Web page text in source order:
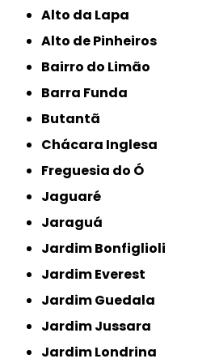
Alto da Lapa
Alto de Pinheiros
Bairro do Limão
Barra Funda
Butantã
Chácara Inglesa
Freguesia do Ó
Jaguaré
Jaraguá
Jardim Bonfiglioli
Jardim Everest
Jardim Guedala
Jardim Jussara
Jardim Londrina